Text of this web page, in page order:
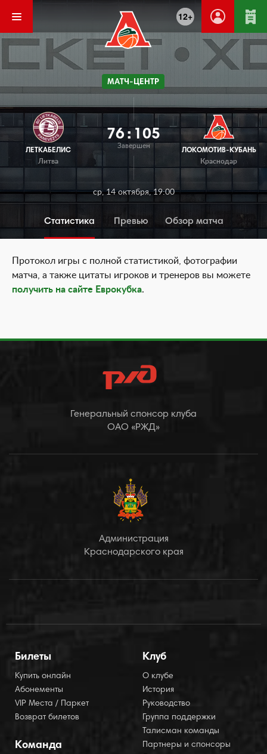
12+
МАТЧ-ЦЕНТР
ЛЕТКАБЕЛИС
Литва
76: 105
Завершен
ЛОКОМОТИВ-КУБАНЬ
Краснодар
ср, 14 октября, 19:00
Статистика Превью Обзор матча
Протокол игры с полной статистикой, фотографии
матча, а также цитаты игроков и тренеров вы можете
получить на сайте Еврокубка.
Генеральный спонсор клуба
ОАО «РЖД»
Администрация
Краснодарского края
Билеты
Купить онлайн
Абонементы
VIP Места / Паркет
Возврат билетов
Команда
Клуб
О клубе
История
Руководство
Группа поддержки
Талисман команды
Партнеры и спонсоры